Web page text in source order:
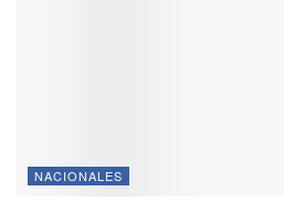
NACIONALES